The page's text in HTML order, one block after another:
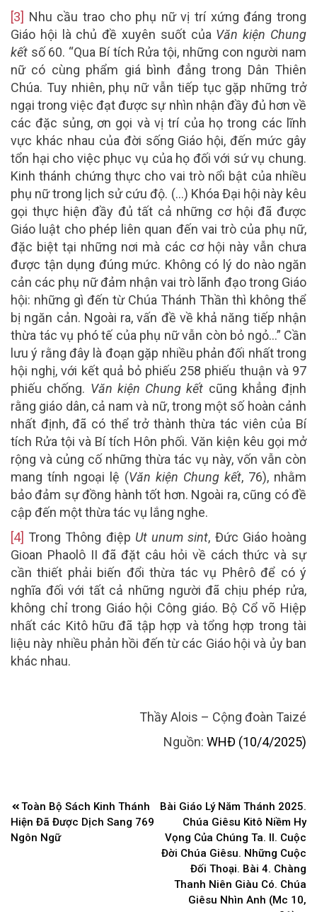
[3] Nhu cầu trao cho phụ nữ vị trí xứng đáng trong
Giáo hội là chủ đề xuyên suốt của Văn kiện Chung
kết số 60. “Qua Bí tích Rửa tội, những con người nam
nữ có cùng phẩm giá bình đẳng trong Dân Thiên
Chúa. Tuy nhiên, phụ nữ vẫn tiếp tục gặp những trở
ngại trong việc đạt được sự nhìn nhận đầy đủ hơn về
các đặc sủng, ơn gọi và vị trí của họ trong các lĩnh
vực khác nhau của đời sống Giáo hội, đến mức gây
tổn hại cho việc phục vụ của họ đối với sứ vụ chung.
Kinh thánh chứng thực cho vai trò nổi bật của nhiều
phụ nữ trong lịch sử cứu độ. (…) Khóa Đại hội này kêu
gọi thực hiện đầy đủ tất cả những cơ hội đã được
Giáo luật cho phép liên quan đến vai trò của phụ nữ,
đặc biệt tại những nơi mà các cơ hội này vẫn chưa
được tận dụng đúng mức. Không có lý do nào ngăn
cản các phụ nữ đảm nhận vai trò lãnh đạo trong Giáo
hội: những gì đến từ Chúa Thánh Thần thì không thể
bị ngăn cản. Ngoài ra, vấn đề về khả năng tiếp nhận
thừa tác vụ phó tế của phụ nữ vẫn còn bỏ ngỏ…” Cần
lưu ý rằng đây là đoạn gặp nhiều phản đối nhất trong
hội nghị, với kết quả bỏ phiếu 258 phiếu thuận và 97
phiếu chống. Văn kiện Chung kết cũng khẳng định
rằng giáo dân, cả nam và nữ, trong một số hoàn cảnh
nhất định, đã có thể trở thành thừa tác viên của Bí
tích Rửa tội và Bí tích Hôn phối. Văn kiện kêu gọi mở
rộng và củng cố những thừa tác vụ này, vốn vẫn còn
mang tính ngoại lệ (Văn kiện Chung kết, 76), nhằm
bảo đảm sự đồng hành tốt hơn. Ngoài ra, cũng có đề
cập đến một thừa tác vụ lắng nghe.
[4] Trong Thông điệp Ut unum sint, Đức Giáo hoàng
Gioan Phaolô II đã đặt câu hỏi về cách thức và sự
cần thiết phải biến đổi thừa tác vụ Phêrô để có ý
nghĩa đối với tất cả những người đã chịu phép rửa,
không chỉ trong Giáo hội Công giáo. Bộ Cổ võ Hiệp
nhất các Kitô hữu đã tập hợp và tổng hợp trong tài
liệu này nhiều phản hồi đến từ các Giáo hội và ủy ban
khác nhau.
Thầy Alois – Cộng đoàn Taizé
Nguồn: WHĐ (10/4/2025)
Điều
hướng
bài
Toàn Bộ Sách Kinh Thánh
Hiện Đã Được Dịch Sang 769
Ngôn Ngữ
Bài Giáo Lý Năm Thánh 2025.
Chúa Giêsu Kitô Niềm Hy
Vọng Của Chúng Ta. II. Cuộc
Đời Chúa Giêsu. Những Cuộc
Đối Thoại. Bài 4. Chàng
Thanh Niên Giàu Có. Chúa
Giêsu Nhìn Anh (Mc 10,